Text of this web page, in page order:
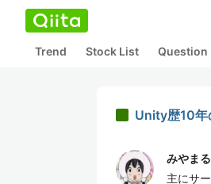
Trend Stock List Question
Unity歴10年
みやま
主にサ